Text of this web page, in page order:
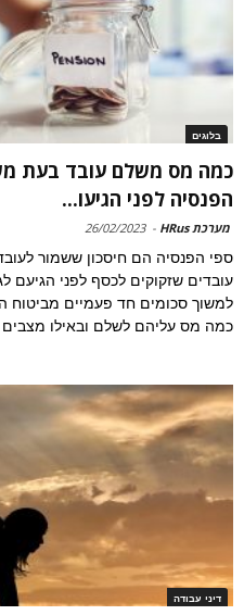
בלוגים
כמה מס משלם עובד בעת
הפנסיה לפני הגיעו...
מערכת HRus -
26/02/2023
ספי הפנסיה הם חיסכון ששמור
עובדים שזקוקים לכסף לפני הגיעם
למשוך סכומים חד פעמיים מביטוח
כמה מס עליהם לשלם ובאילו מצבים
דיני עבודה